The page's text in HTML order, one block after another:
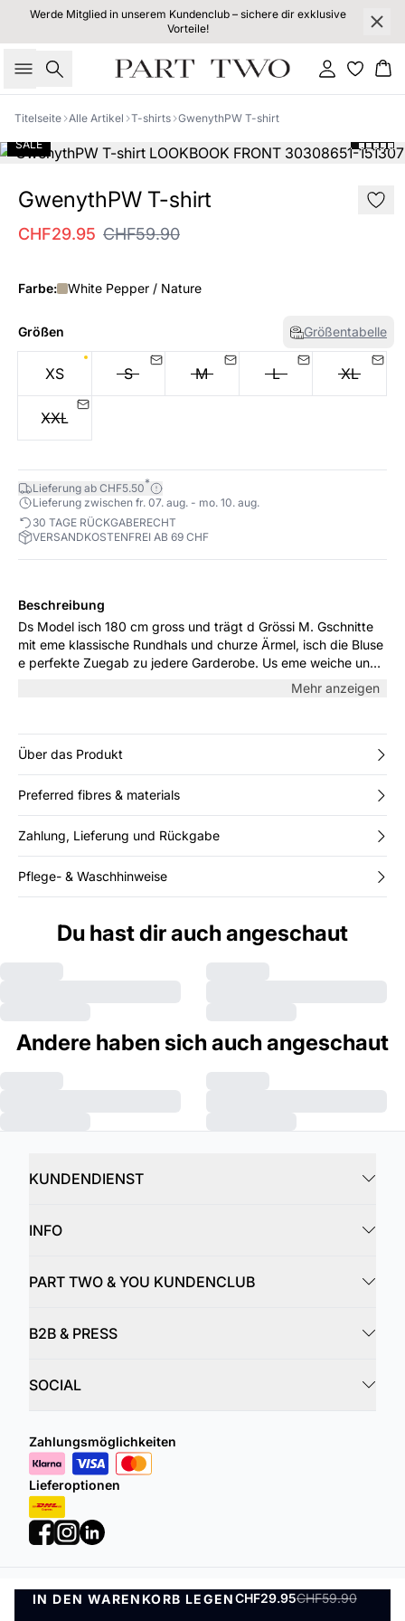
Werde Mitglied in unserem Kundenclub – sichere dir exklusive
Vorteile!
Suche Einloggen
Titelseite Alle Artikel T-shirts GwenythPW T-shirt
SALE
GwenythPW T-shirt
CHF29.95 CHF59.90
Farbe: White Pepper / Nature
Größen Größentabelle
XS S M L XL
XXL
Lieferung ab CHF5.50*
Lieferung zwischen fr. 07. aug. - mo. 10. aug.
30 TAGE RÜCKGABERECHT
VERSANDKOSTENFREI AB 69 CHF
IN DEN WARENKORB LEGENCHF29.95CHF59.90
IN DEN WARENKORB LEGEN
Beschreibung
Ds Model isch 180 cm gross und trägt d Grössi M. Gschnitte
mit eme klassische Rundhals und churze Ärmel, isch die Bluse
e perfekte Zuegab zu jedere Garderobe. Us eme weiche und
bequeme Material gmacht, isch sie au ideal, um a warme Täg
allei oder als Schicht under eme Cardigan oder ere Jacke
Mehr anzeigen
Über das Produkt
Preferred fibres & materials
Zahlung, Lieferung und Rückgabe
Pflege- & Waschhinweise
Du hast dir auch angeschaut
Andere haben sich auch angeschaut
KUNDENDIENST
INFO
PART TWO & YOU KUNDENCLUB
B2B & PRESS
SOCIAL
Zahlungsmöglichkeiten
Lieferoptionen
Datenschutzrichtlinie Geschäftsbedingungen